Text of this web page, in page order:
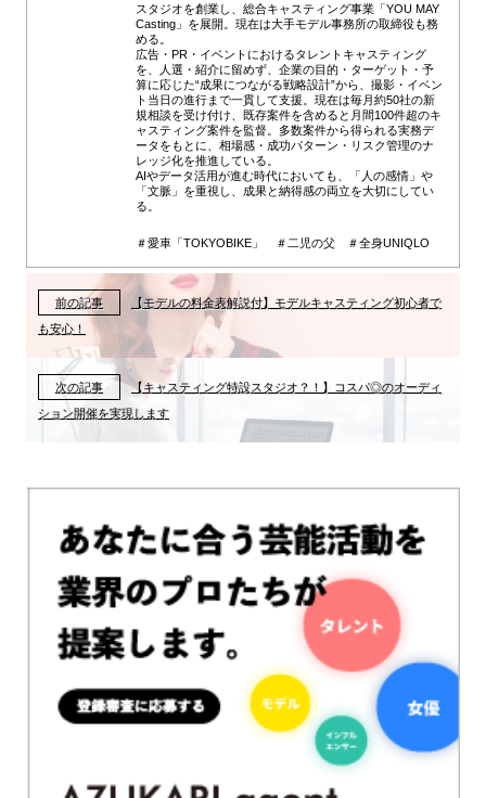
スタジオを創業し、総合キャスティング事業「YOU MAY
Casting」を展開。現在は大手モデル事務所の取締役も務
める。
広告・PR・イベントにおけるタレントキャスティング
を、人選・紹介に留めず、企業の目的・ターゲット・予
算に応じた“成果につながる戦略設計”から、撮影・イベン
ト当日の進行まで一貫して支援。現在は毎月約50社の新
規相談を受け付け、既存案件を含めると月間100件超のキ
ャスティング案件を監督。多数案件から得られる実務デ
ータをもとに、相場感・成功パターン・リスク管理のナ
レッジ化を推進している。
AIやデータ活用が進む時代においても、「人の感情」や
「文脈」を重視し、成果と納得感の両立を大切にしてい
る。
＃愛車「TOKYOBIKE」 ＃二児の父 ＃全身UNIQLO
前の記事
【モデルの料金表解説付】モデルキャスティング初心者で
も安心！
次の記事
【キャスティング特設スタジオ？！】コスパ◎のオーディ
ション開催を実現します